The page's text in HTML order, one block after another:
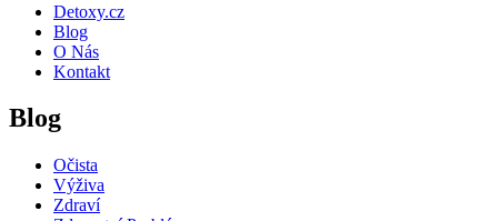
Detoxy.cz
Blog
O Nás
Kontakt
Blog
Očista
Výživa
Zdraví